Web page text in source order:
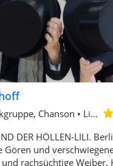
Ensemble/Musikgruppe, Chanson • Live-Musiker
DER HÖLLEN-LILI.
Gören und
rachsüchtige Weiber,